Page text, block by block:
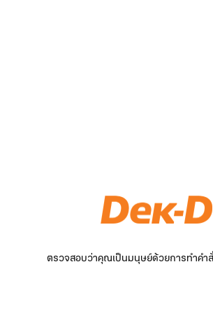
ตรวจสอบว่าคุณเป็นมนุษย์ด้วยการทำคำสั่